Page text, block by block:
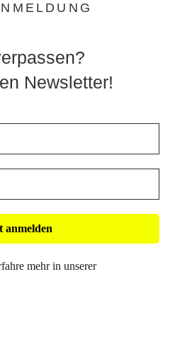
Newsletter!
mehr in unserer